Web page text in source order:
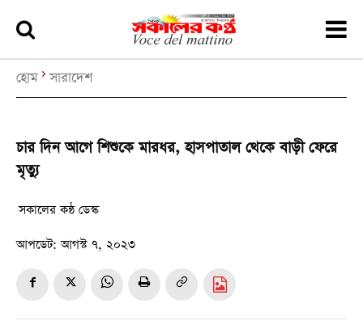
হোম সারাদেশ
চার দিন আগে শিশুকে মারধর, হাসপাতাল থেকে বাড়ী ফেরে
মৃত্যু
সকালের কন্ঠ ডেস্ক
আপডেট: আগস্ট ৭, ২০২৩